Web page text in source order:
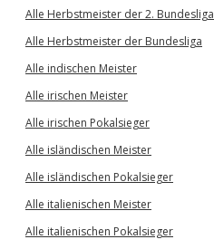
Alle Herbstmeister der 2. Bundesliga
Alle Herbstmeister der Bundesliga
Alle indischen Meister
Alle irischen Meister
Alle irischen Pokalsieger
Alle isländischen Meister
Alle isländischen Pokalsieger
Alle italienischen Meister
Alle italienischen Pokalsieger